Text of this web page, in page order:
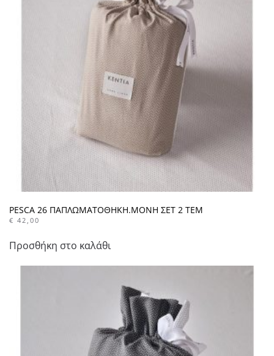
PESCA 26 ΠΑΠΛΩΜΑΤΟΘΗΚΗ.ΜΟΝΗ ΣΕΤ 2 ΤΕΜ
€ 42,00
Προσθήκη στο καλάθι